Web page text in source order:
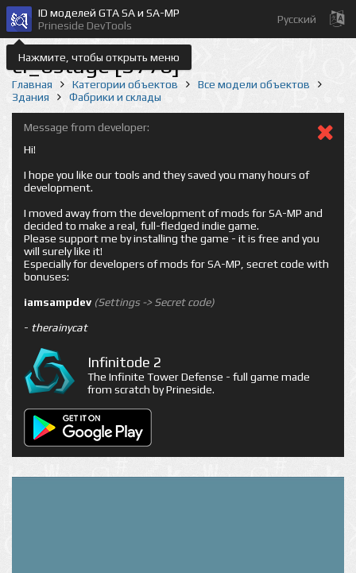
Нажмите, чтобы открыть меню
ID моделей GTA SA и SA-MP
Prineside DevTools
Русский
ci_bstage [3776]
Главная Категории объектов
Все модели объектов
Здания
Фабрики и склады
Message from developer:
Hi!
I hope you like our tools and they saved you many hours of
development.
I moved away from the development of mods for SA-MP and
decided to make a real, full-fledged indie game.
Please support me by installing the game - it is free and you
will surely like it!
Especially for developers of mods for SA-MP, secret code with
bonuses:
iamsampdev (Settings -> Secret code)
- therainycat
Infinitode 2
The Infinite Tower Defense - full game made
from scratch by Prineside.